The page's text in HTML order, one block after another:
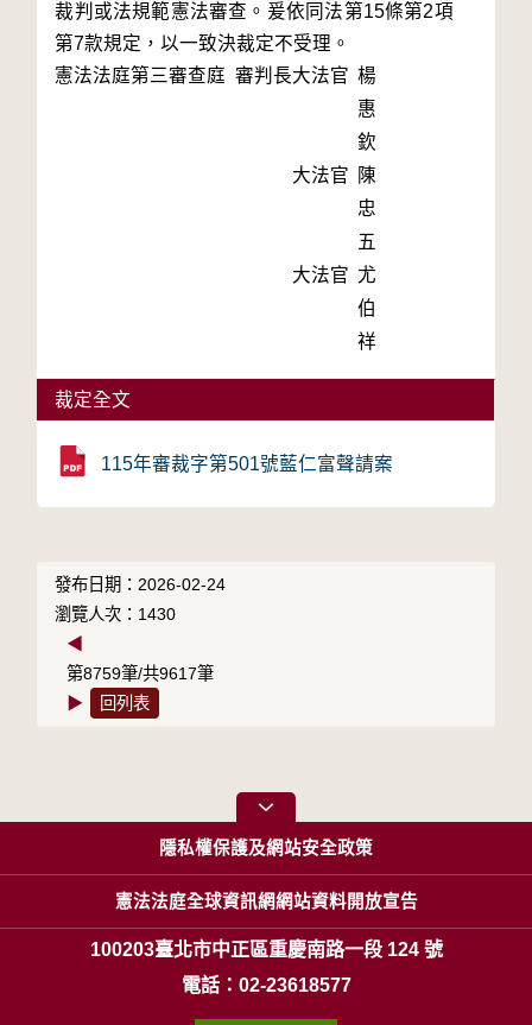
裁判或法規範憲法審查。爰依同法第15條第2項
第7款規定，以一致決裁定不受理。
憲法法庭第三審查庭 審判長大法官 楊
惠
欽
大法官
陳
忠
五
大法官 尤
伯
祥
裁定全文
115年審裁字第501號藍仁富聲請案
發布日期：2026-02-24
瀏覽人次：1430
◀
第8759筆/共9617筆
▶
回列表
隱私權保護及網站安全政策
憲法法庭全球資訊網網站資料開放宣告
100203臺北市中正區重慶南路一段 124 號
電話：02-23618577